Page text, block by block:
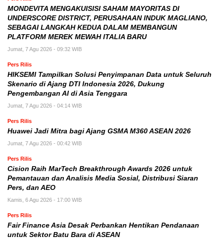
MONDEVITA MENGAKUISISI SAHAM MAYORITAS DI
UNDERSCORE DISTRICT, PERUSAHAAN INDUK MAGLIANO,
SEBAGAI LANGKAH KEDUA DALAM MEMBANGUN
PLATFORM MEREK MEWAH ITALIA BARU
Jumat, 7 Agu 2026 - 09:32 WIB
Pers Rilis
HIKSEMI Tampilkan Solusi Penyimpanan Data untuk Seluruh
Skenario di Ajang DTI Indonesia 2026, Dukung
Pengembangan AI di Asia Tenggara
Jumat, 7 Agu 2026 - 04:14 WIB
Pers Rilis
Huawei Jadi Mitra bagi Ajang GSMA M360 ASEAN 2026
Jumat, 7 Agu 2026 - 00:42 WIB
Pers Rilis
Cision Raih MarTech Breakthrough Awards 2026 untuk
Pemantauan dan Analisis Media Sosial, Distribusi Siaran
Pers, dan AEO
Kamis, 6 Agu 2026 - 17:00 WIB
Pers Rilis
Fair Finance Asia Desak Perbankan Hentikan Pendanaan
untuk Sektor Batu Bara di ASEAN